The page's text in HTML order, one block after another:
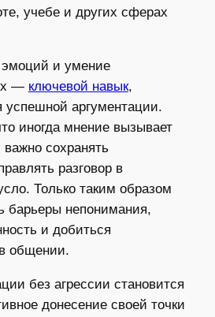
учебе и других сферах
и умение
— ключевой навык,
аргументации.
иногда мнение вызывает
сохранять
разговор в
Только таким образом
барьеры непонимания,
и добиться
общении.
без агрессии становится
донесение своей точки